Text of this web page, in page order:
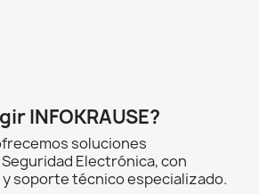
INFOKRAUSE?
soluciones
Electrónica, con
soporte técnico especializado.